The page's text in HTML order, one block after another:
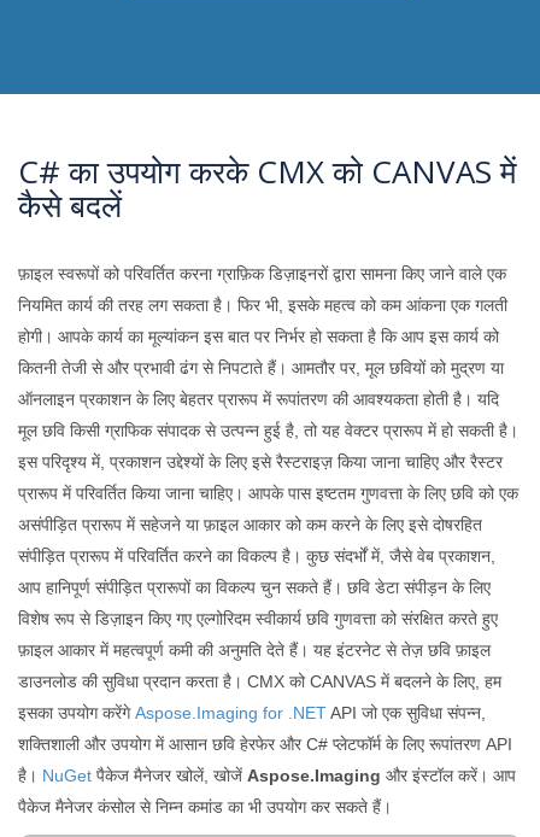
C# का उपयोग करके CMX को CANVAS में
कैसे बदलें
फ़ाइल स्वरूपों को परिवर्तित करना ग्राफ़िक डिज़ाइनरों द्वारा सामना किए जाने वाले एक
नियमित कार्य की तरह लग सकता है। फिर भी, इसके महत्व को कम आंकना एक गलती
होगी। आपके कार्य का मूल्यांकन इस बात पर निर्भर हो सकता है कि आप इस कार्य को
कितनी तेजी से और प्रभावी ढंग से निपटाते हैं। आमतौर पर, मूल छवियों को मुद्रण या
ऑनलाइन प्रकाशन के लिए बेहतर प्रारूप में रूपांतरण की आवश्यकता होती है। यदि
मूल छवि किसी ग्राफिक संपादक से उत्पन्न हुई है, तो यह वेक्टर प्रारूप में हो सकती है।
इस परिदृश्य में, प्रकाशन उद्देश्यों के लिए इसे रैस्टराइज़ किया जाना चाहिए और रैस्टर
प्रारूप में परिवर्तित किया जाना चाहिए। आपके पास इष्टतम गुणवत्ता के लिए छवि को एक
असंपीड़ित प्रारूप में सहेजने या फ़ाइल आकार को कम करने के लिए इसे दोषरहित
संपीड़ित प्रारूप में परिवर्तित करने का विकल्प है। कुछ संदर्भों में, जैसे वेब प्रकाशन,
आप हानिपूर्ण संपीड़ित प्रारूपों का विकल्प चुन सकते हैं। छवि डेटा संपीड़न के लिए
विशेष रूप से डिज़ाइन किए गए एल्गोरिदम स्वीकार्य छवि गुणवत्ता को संरक्षित करते हुए
फ़ाइल आकार में महत्वपूर्ण कमी की अनुमति देते हैं। यह इंटरनेट से तेज़ छवि फ़ाइल
डाउनलोड की सुविधा प्रदान करता है। CMX को CANVAS में बदलने के लिए, हम
इसका उपयोग करेंगेAspose.Imaging for .NETAPI जो एक सुविधा संपन्न,
शक्तिशाली और उपयोग में आसान छवि हेरफेर और C# प्लेटफॉर्म के लिए रूपांतरण API
है। NuGet पैकेज मैनेजर खोलें, खोजें Aspose.Imaging और इंस्टॉल करें। आप
पैकेज मैनेजर कंसोल से निम्न कमांड का भी उपयोग कर सकते हैं।